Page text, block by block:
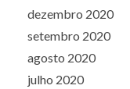
dezembro 2020
setembro 2020
agosto 2020
julho 2020